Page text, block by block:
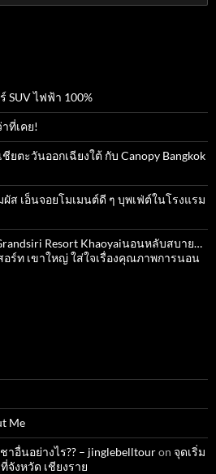
SUV ไฟฟ้า 100%
ที่เคย!
ยตะวันออกเฉียงใต้ กับ Canopy Bangkok
ส เอ็นจอยโมเมนต์ดี ๆ บุพเฟ่ต์ในโรงแรม
Resort​ Khaoyaiนอนหลับสบาย…
ร์ท เขาใหญ่ ใส่ใจเรื่องคุณภาพการนอน
Me
อื่นอย่างไร?? – jinglebelltouron จุดเริ่ม
งหวัด เชียงราย